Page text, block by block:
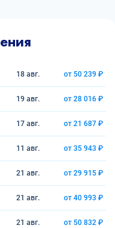
18 авг. от 50 239 ₽
19 авг. от 28 016 ₽
17 авг. от 21 687 ₽
11 авг. от 35 943 ₽
21 авг. от 29 915 ₽
21 авг. от 40 993 ₽
21 авг. от 50 832 ₽